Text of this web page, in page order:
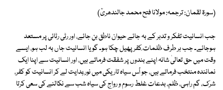
(سورۃ لقمان: ترجمہ: مولانا فتح محمد جالندھریؒ)
جب انسانیت تفکر و تدبر کے بہ جائے حیوان ناطق بن جائے، اور رٹی رٹائی پر مستعد
ہوجائے۔ جب ہر طرف ظلمات ِکفر پھیل چکا ہو۔ گویا انسانیت جاں بہ لب ہو، ایسے
وقت میں حق تعالیٰ شانہ اپنے بندوں پر شفقت فرماتے ہیں، اور انسانیت سے اپنا ایک
نمائندہ منتخب فرماتے ہیں، جو اُس سیاہ تاریکی میں نور ِہدایت لے کر انسانیت کو کفر،
شرک، گم راہی، ظلم، بدعات غلط رسوم و رواج کی سیاہ شب سے نکالنے کی سعی کرتا